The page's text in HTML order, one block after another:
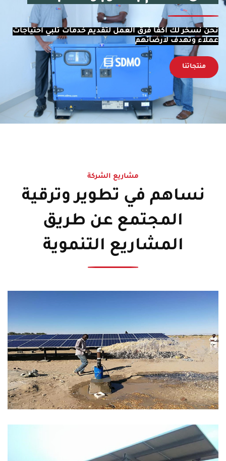
نحن نسخر لك اكفا فرق العمل لتقديم خدمات تلبي احتياجات
عملاء وتهدف لارضائهم
منتجاتنا
مشاريع الشركة
نساهم في تطوير وترقية
المجتمع عن طريق
المشاريع التنموية